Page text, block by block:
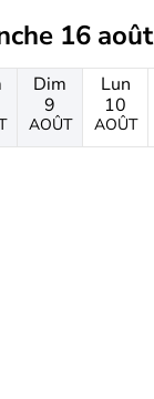
16 août
Dim
9
AOÛT
Lun
10
AOÛT